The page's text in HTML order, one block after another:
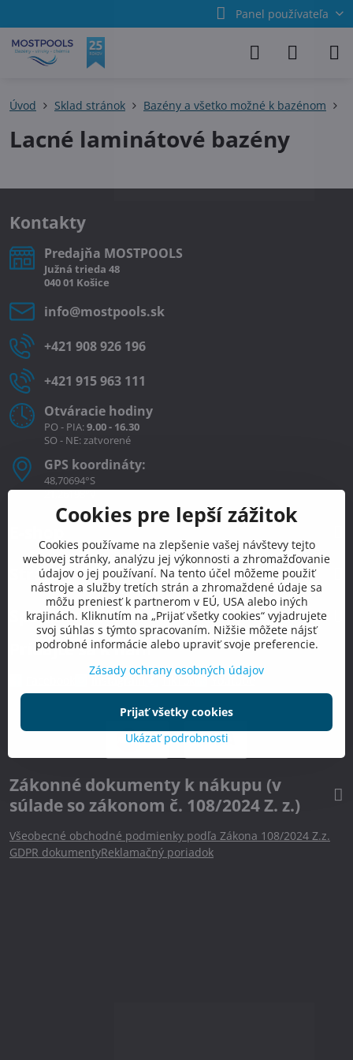
Panel používateľa
Úvod Sklad stránok Bazény a všetko možné k bazénom
Lacné laminátové bazény
Kontakty
Predajňa MOSTPOOLS
Južná trieda 48
040 01 Košice
info​@mostpools​.sk
+421 908 926 196
+421 915 963 111
Otváracie hodiny
PO - PIA:9.00 - 16.30
SO - NE: zatvorené
GPS koordináty:
48,70694°S
21,26198°V
Stránky
Spojte sa s nami
Pridajte sa k nám
Instagram TikTok Youtube
Zákonné dokumenty k nákupu (v
súlade so zákonom č. 108/2024 Z. z.)
Všeobecné obchodné podmienky podľa Zákona 108/2024 Z.z.
GDPR dokumentyReklamačný poriadok
Cookies pre lepší zážitok
Cookies používame na zlepšenie vašej návštevy tejto
webovej stránky, analýzu jej výkonnosti a zhromažďovanie
údajov o jej používaní. Na tento účel môžeme použiť
nástroje a služby tretích strán a zhromaždené údaje sa
môžu preniesť k partnerom v EÚ, USA alebo iných
krajinách. Kliknutím na „Prijať všetky cookies“ vyjadrujete
svoj súhlas s týmto spracovaním. Nižšie môžete nájsť
podrobné informácie alebo upraviť svoje preferencie.
Zásady ochrany osobných údajov
Ukázať podrobnosti
Prijať všetky cookies